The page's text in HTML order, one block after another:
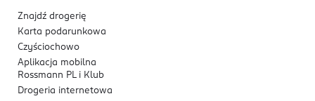
Kod EAN
4 305615 467535
Znajdź drogerię
Karta podarunkowa
Czyściochowo
Aplikacja mobilna
Rossmann PL i Klub
Drogeria internetowa